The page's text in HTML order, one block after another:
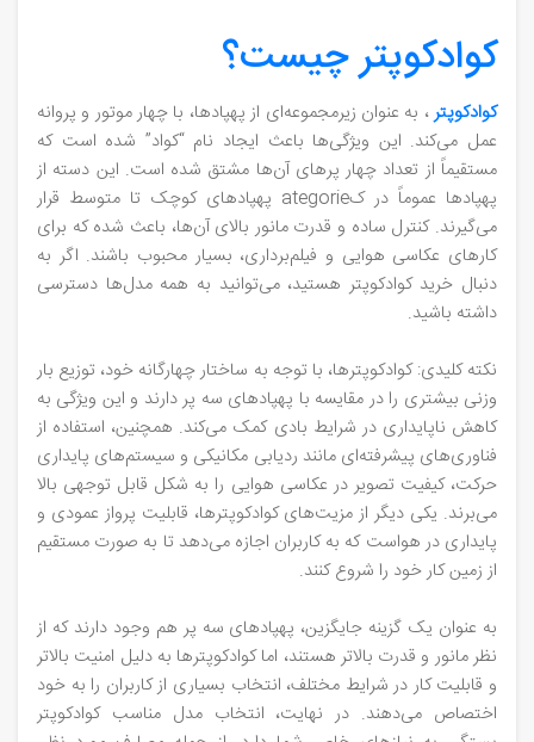
کوادکوپتر چیست؟
کوادکوپتر، به عنوان زیرمجموعه‌ای از پهپادها، با چهار موتور و پروانه
عمل می‌کند. این ویژگی‌ها باعث ایجاد نام “کواد” شده است که
مستقیماً از تعداد چهار پرهای آن‌ها مشتق شده است. این دسته از
پهپادها عموماً در کategorie پهپادهای کوچک تا متوسط قرار
می‌گیرند. کنترل ساده و قدرت مانور بالای آن‌ها، باعث شده که برای
کارهای عکاسی هوایی و فیلم‌برداری، بسیار محبوب باشند. اگر به
دنبال خرید کوادکوپتر هستید، می‌توانید به همه مدل‌ها دسترسی
داشته باشید.
نکته کلیدی: کوادکوپترها، با توجه به ساختار چهارگانه خود، توزیع بار
وزنی بیشتری را در مقایسه با پهپادهای سه پر دارند و این ویژگی به
کاهش ناپایداری در شرایط بادی کمک می‌کند. همچنین، استفاده از
فناوری‌های پیشرفته‌ای مانند ردیابی مکانیکی و سیستم‌های پایداری
حرکت، کیفیت تصویر در عکاسی هوایی را به شکل قابل توجهی بالا
می‌برند. یکی دیگر از مزیت‌های کوادکوپترها، قابلیت پرواز عمودی و
پایداری در هواست که به کاربران اجازه می‌دهد تا به صورت مستقیم
از زمین کار خود را شروع کنند.
به عنوان یک گزینه جایگزین، پهپادهای سه پر هم وجود دارند که از
نظر مانور و قدرت بالاتر هستند، اما کوادکوپترها به دلیل امنیت بالاتر
و قابلیت کار در شرایط مختلف، انتخاب بسیاری از کاربران را به خود
اختصاص می‌دهند. در نهایت، انتخاب مدل مناسب کوادکوپتر